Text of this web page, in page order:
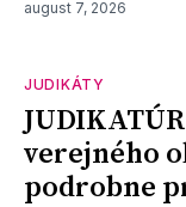
august 7, 2026
JUDIKÁTY
verejného
podrobne